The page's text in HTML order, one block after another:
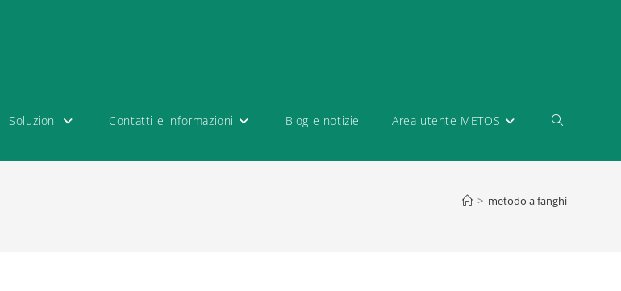
Soluzioni Contatti e informazioni Blog e notizie Area utente METOS
> metodo a fanghi